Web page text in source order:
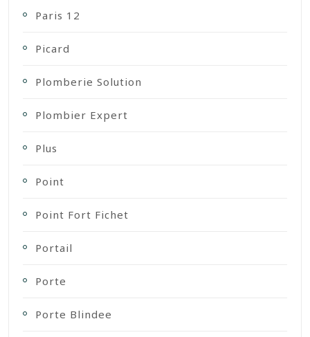
Paris 12
Picard
Plomberie Solution
Plombier Expert
Plus
Point
Point Fort Fichet
Portail
Porte
Porte Blindee